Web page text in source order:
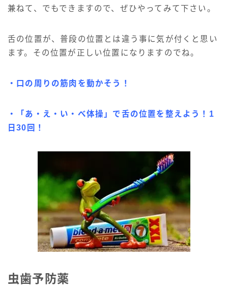
兼ねて、でもできますので、ぜひやってみて下さい。
舌の位置が、普段の位置とは違う事に気が付くと思い
ます。その位置が正しい位置になりますのでね。
・口の周りの筋肉を動かそう！
・「あ・え・い・べ体操」で舌の位置を整えよう！1
日30回！
虫歯予防薬